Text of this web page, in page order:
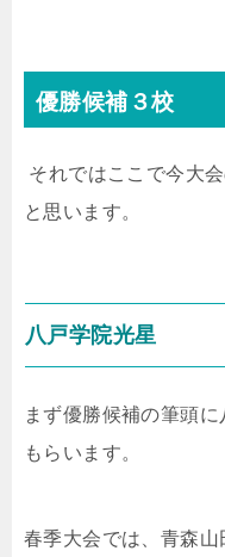
優勝候補３校
それではここで今大
と思います。
八戸学院光星
まず優勝候補の筆頭
もらいます。
春季大会では、青森